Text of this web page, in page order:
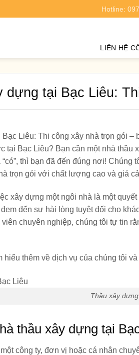
Hotline:
LIÊN HỆ
dựng tại Bạc Liêu:
Liêu: Thi công xây nhà trọn gói
tại Bạc Liêu? Bạn cần một nhà thầu
thì bạn đã đến đúng nơi!
trọn gói với chất lượng cao và giá
xây dựng một ngôi nhà là một
đến sự hài lòng tuyệt đối cho
chuyên nghiệp, chúng tôi tự tin
hiểu thêm về dịch vụ của chúng tôi
Thầu xây
thầu xây dựng tại
công ty, đơn vị hoặc cá nhân
Dự toán chi